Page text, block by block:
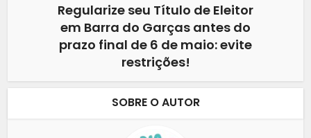
Regularize seu Título de Eleitor
em Barra do Garças antes do
prazo final de 6 de maio: evite
restrições!
SOBRE O AUTOR